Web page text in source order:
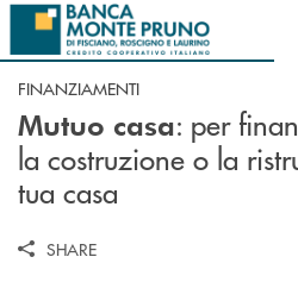
Salta al contenuto principale
FINANZIAMENTI
Mutuo casa: per
la costruzione o la
tua casa
SHARE